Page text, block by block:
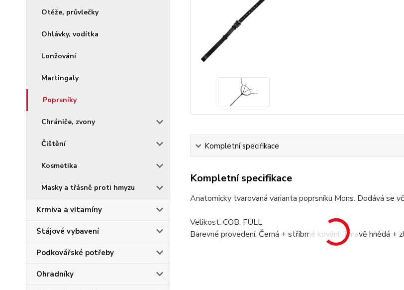
Otěže, průvlečky
Ohlávky, vodítka
Lonžování
Martingaly
Poprsníky
Chrániče, zvony
Čištění
Kosmetika
Masky a třásně proti hmyzu
Krmiva a vitamíny
Stájové vybavení
Podkovářské potřeby
Ohradníky
Kompletní specifikace
Kompletní specifikace
Anatomicky tvarovaná varianta poprsníku Mons. Dodává se
Velikost: COB, FULL
Barevné provedení: Černá + stříbrné kování, Tmavě hnědá +